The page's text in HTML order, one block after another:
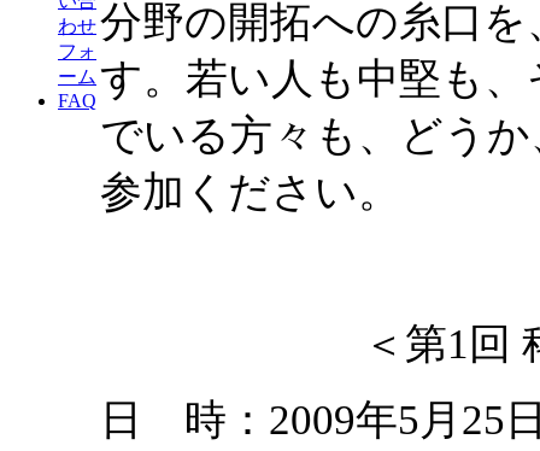
わせ
フォ
ーム
FAQ
分野の開拓への糸口
す。若い人も中堅も
でいる方々も、どう
参加ください。
＜第1回
日 時：2009年5月25